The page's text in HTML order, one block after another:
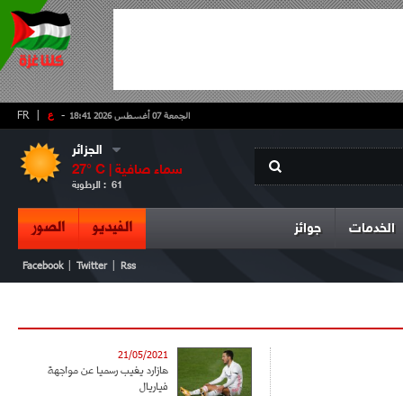
- ع FR الجمعة 07 أغسطس 2026 18:41
الجزائر
27° C | سماء صافية
الرطوبة : 61
الخدمات جوائز الفيديو الصور
Facebook Twitter Rss
21/05/2021
هازارد يغيب رسميا عن مواجهة
فياريال